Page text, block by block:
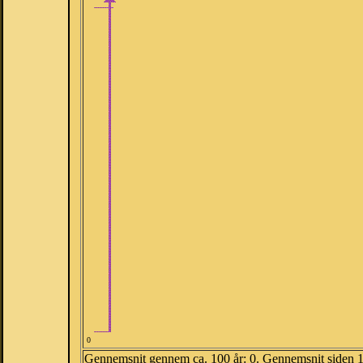
0
Gennemsnit gennem ca. 100 år: 0. Gennemsnit siden